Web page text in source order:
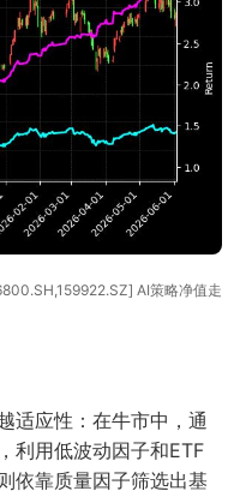
AI策略净值走
适应性：在牛市中，通
利用低波动因子和ETF
依靠质量因子筛选出基